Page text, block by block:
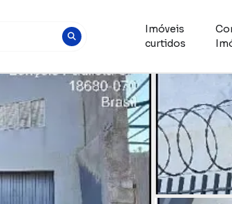
Imóveis
curtidos